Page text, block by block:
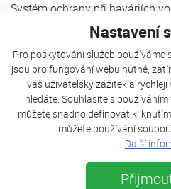
Nastavení
Pro poskytování služeb používáme
jsou pro fungování webu nutné,
váš uživatelský zážitek a
hledáte. Souhlasíte s
můžete snadno definovat
můžete používání
Další
Systém ochrany při haváriích
mikroúniků s ochranným
regulátorem tlaku, doplnění
vodnímu kameni. JUDO PIPE-
přidává kromě ochrany proti
částicím i funkci regulátoru
SYSTEM JPCS-FB zabraňuje
pomocí magnetů. Chrání tak
armatury, kotle a spotřebiče
a nežádoucími částicemi.